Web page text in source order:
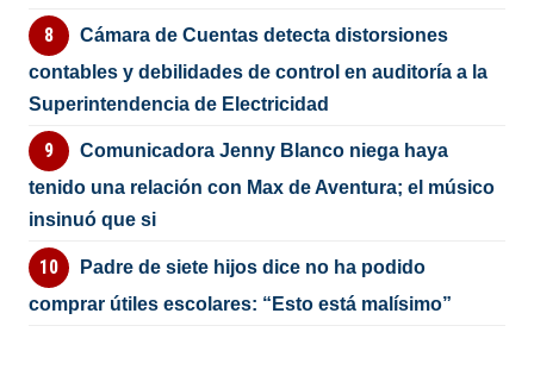
Cámara de Cuentas detecta distorsiones
contables y debilidades de control en auditoría a la
Superintendencia de Electricidad
Comunicadora Jenny Blanco niega haya
tenido una relación con Max de Aventura; el músico
insinuó que si
Padre de siete hijos dice no ha podido
comprar útiles escolares: “Esto está malísimo”